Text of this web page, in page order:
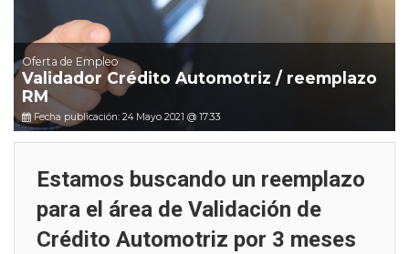
Oferta de Empleo
Validador Crédito Automotriz / reemplazo
RM
Fecha publicación: 24 Mayo 2021 @ 17:33
Estamos buscando un reemplazo
para el área de Validación de
Crédito Automotriz por 3 meses